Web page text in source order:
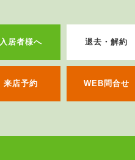
入居者様へ 退去・解約
来店予約 WEB問合せ